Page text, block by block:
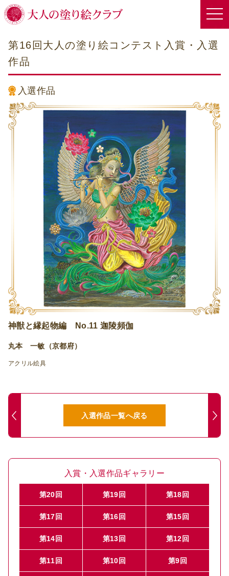
第16回大人の塗り絵コンテスト入賞・入選
作品
入選作品
神獣と縁起物編 No.11 迦陵頻伽
丸本 一敏（京都府）
アクリル絵具
入選作品一覧へ戻る
入賞・入選作品ギャラリー
第20回 第19回 第18回
第17回 第16回 第15回
第14回 第13回 第12回
第11回 第10回 第9回